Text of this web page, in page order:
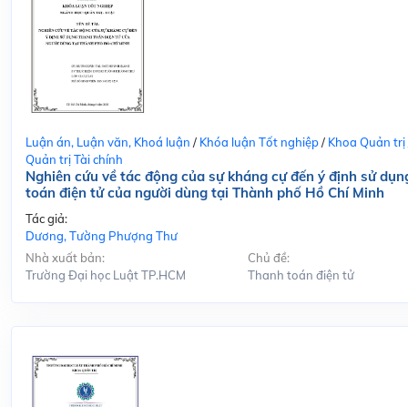
Luận án, Luận văn, Khoá luận / Khóa luận Tốt nghiệp/ Khoa Quản trị
Quản trị Tài chính
Nghiên cứu về tác động của sự kháng cự đến ý định sử
toán điện tử của người dùng tại Thành phố Hồ Chí Minh
Tác giả:
Dương, Tường Phượng Thư
Nhà xuất bản:
Trường Đại học Luật TP.HCM
Chủ đề:
Thanh toán điện tử